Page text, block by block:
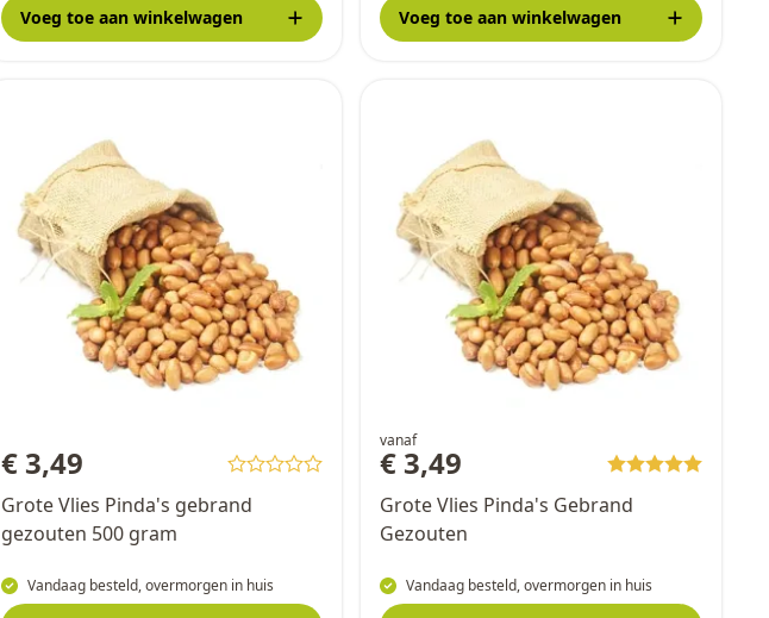
Voeg toe aan winkelwagen Voeg toeaan winkelwagen
€ 3,49
Grote Vlies Pinda's gebrand
gezouten 500 gram
Vandaag besteld, overmorgen in huis
vanaf
€ 3,49
Grote Vlies Pinda's Gebrand
Gezouten
Vandaag besteld, overmorgen in huis